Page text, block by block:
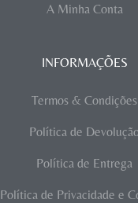
A Minha Conta
INFORMAÇÕES
Termos & Condições
Política de
Política de Entrega
Política de Privacidade e